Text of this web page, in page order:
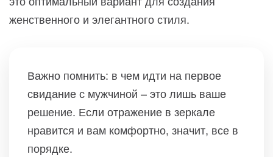
женственного и элегантного стиля.
Важно помнить: в чем идти на первое
свидание с мужчиной – это лишь ваше
решение. Если отражение в зеркале
нравится и вам комфортно, значит, все в
порядке.